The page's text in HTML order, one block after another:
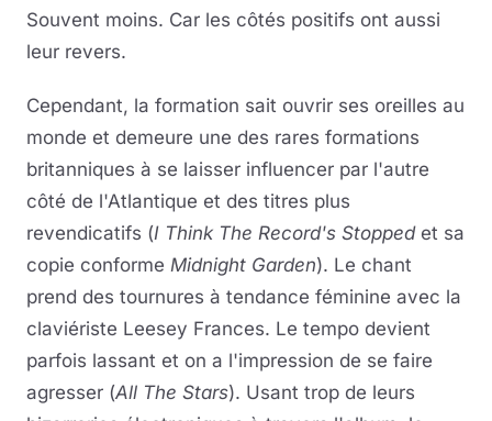
Souvent moins. Car les côtés positifs ont aussi
leur revers.
Cependant, la formation sait ouvrir ses oreilles au
monde et demeure une des rares formations
britanniques à se laisser influencer par l'autre
côté de l'Atlantique et des titres plus
revendicatifs (I Think The Record's Stoppedet sa
copie conforme Midnight Garden). Le chant
prend des tournures à tendance féminine avec la
claviériste Leesey Frances. Le tempo devient
parfois lassant et on a l'impression de se faire
agresser (All The Stars). Usant trop de leurs